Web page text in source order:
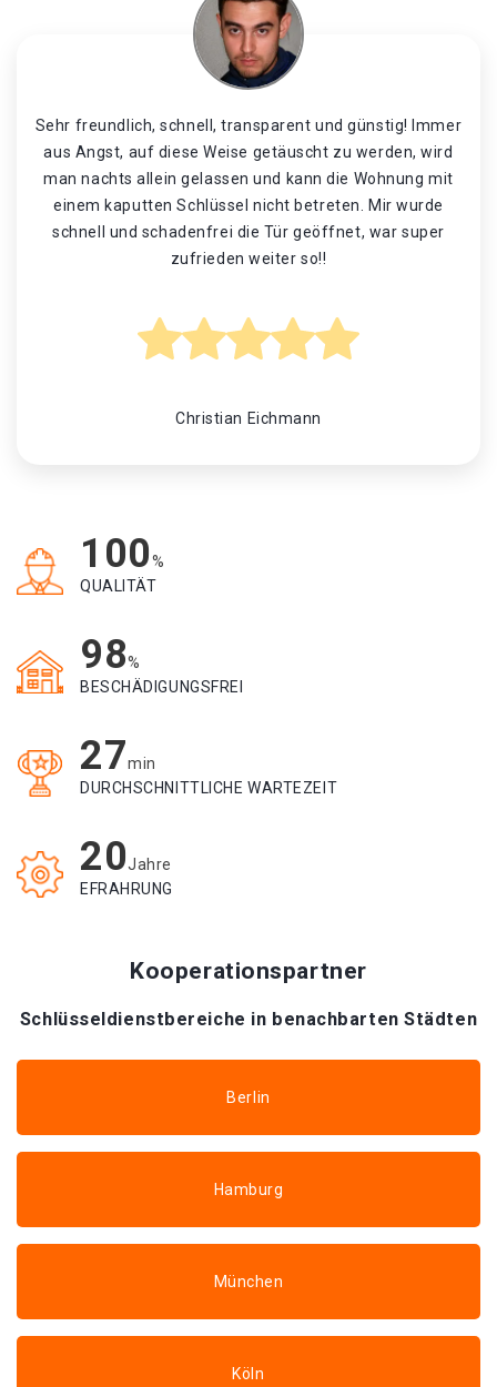
Sehr freundlich, schnell, transparent und günstig! Immer
aus Angst, auf diese Weise getäuscht zu werden, wird
man nachts allein gelassen und kann die Wohnung mit
einem kaputten Schlüssel nicht betreten. Mir wurde
schnell und schadenfrei die Tür geöffnet, war super
zufrieden weiter so!!
Christian Eichmann
100%
QUALITÄT
98%
BESCHÄDIGUNGSFREI
27min
DURCHSCHNITTLICHE WARTEZEIT
20Jahre
EFRAHRUNG
Kooperationspartner
Schlüsseldienstbereiche in benachbarten Städten
Berlin
Hamburg
München
Köln